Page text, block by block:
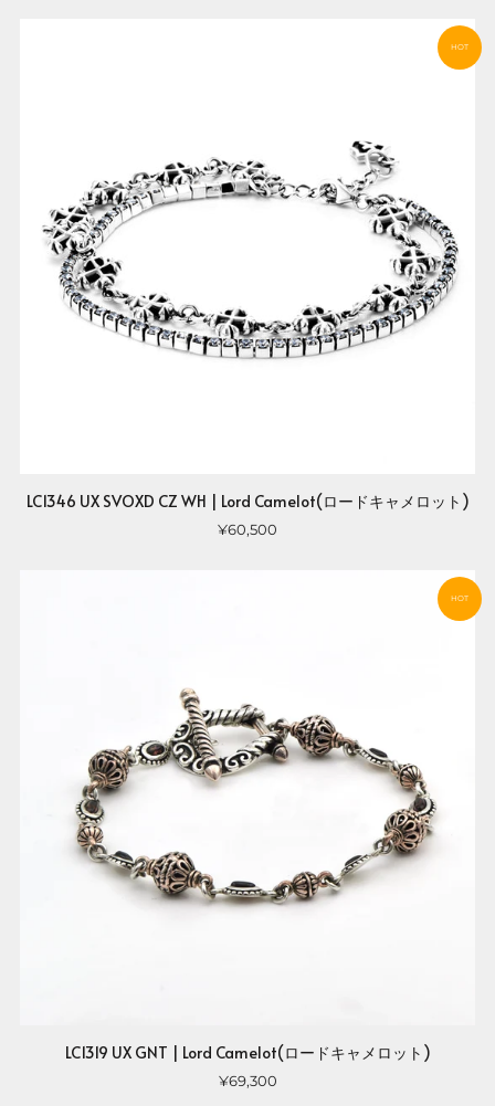
HOT
LC1346 UX SVOXD CZ WH | Lord Camelot(ロードキャメロット)
¥60,500
HOT
LC1319 UX GNT | Lord Camelot(ロードキャメロット)
¥69,300